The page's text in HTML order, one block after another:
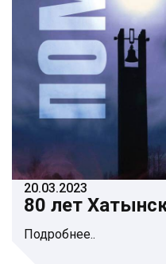
20.03.2023
80 лет
Подробнее..